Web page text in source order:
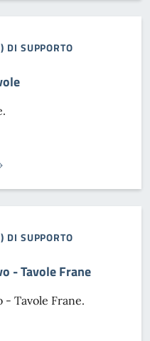
DI SUPPORTO
DI SUPPORTO
- Tavole Frane
- Tavole Frane.